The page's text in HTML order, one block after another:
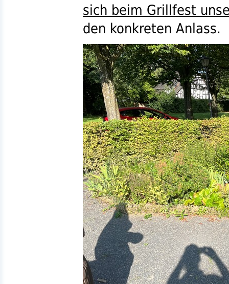
sich beim Grillfest
den konkreten Anlass.